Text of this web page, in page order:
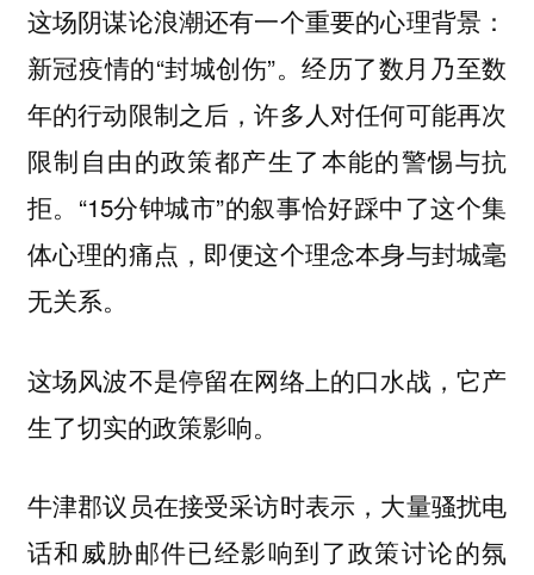
这场阴谋论浪潮还有一个重要的心理背景：
新冠疫情的“封城创伤”。经历了数月乃至数
年的行动限制之后，许多人对任何可能再次
限制自由的政策都产生了本能的警惕与抗
拒。“15分钟城市”的叙事恰好踩中了这个集
体心理的痛点，即便这个理念本身与封城毫
无关系。
这场风波不是停留在网络上的口水战，它产
生了切实的政策影响。
牛津郡议员在接受采访时表示，大量骚扰电
话和威胁邮件已经影响到了政策讨论的氛